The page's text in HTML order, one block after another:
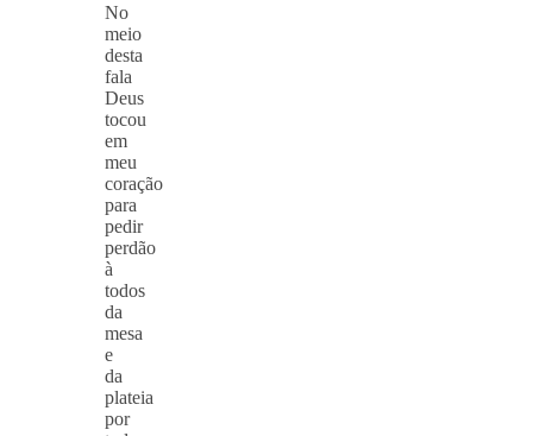
No
meio
desta
fala
Deus
tocou
em
meu
coração
para
pedir
perdão
à
todos
da
mesa
e
da
plateia
por